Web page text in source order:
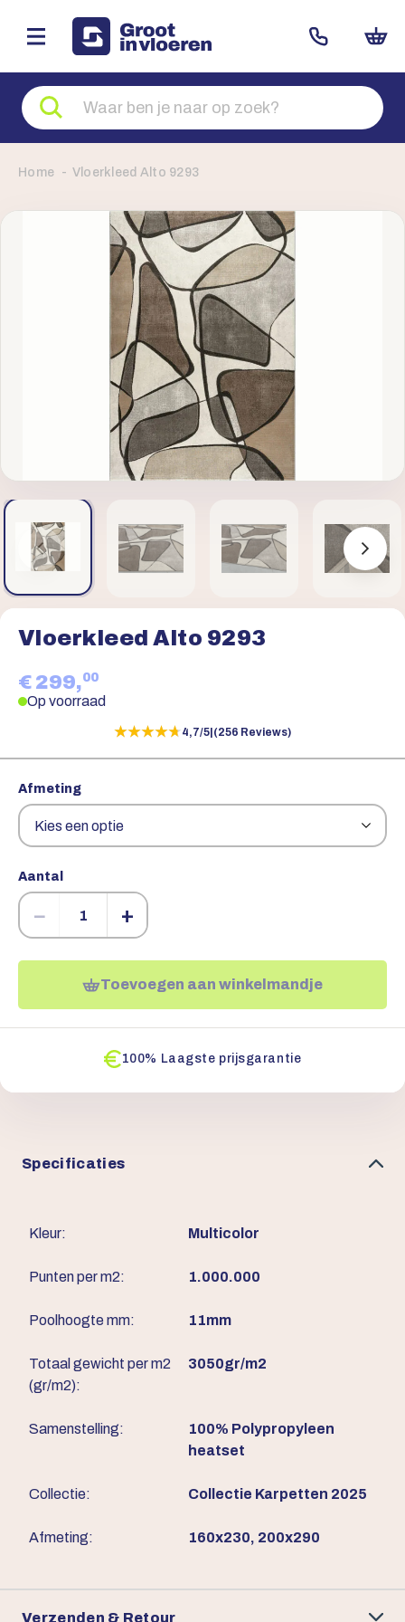
Zoeken
naar
producten
Home Vloerkleed Alto 9293
Vloerkleed Alto 9293
€ 299,00
Op voorraad
★★★★★
★★★★★4,7/5 (256 Reviews)
Afmeting
Aantal
− +
Toevoegen aan winkelmandje
100% Laagste prijsgarantie
Specificaties
Kleur: Multicolor
Punten per m2: 1.000.000
Poolhoogte mm: 11mm
Totaal gewicht per m2
(gr/m2):
3050gr/m2
Samenstelling:
100% Polypropyleen
heatset
Collectie: Collectie Karpetten 2025
Afmeting: 160x230, 200x290
Verzenden & Retour